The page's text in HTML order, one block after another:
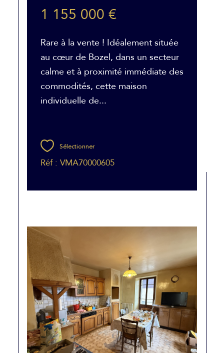
1 155 000 €
Rare à la vente ! Idéalement située
au cœur de Bozel, dans un secteur
calme et à proximité immédiate des
commodités, cette maison
individuelle de...
Sélectionner
Réf : VMA70000605